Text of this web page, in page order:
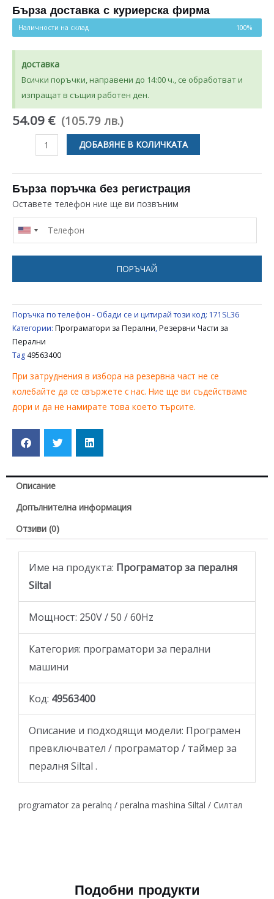
Бърза доставка с куриерска фирма
Наличности на склад 100%
доставка
Всички поръчки, направени до 14:00 ч., се обработват и
изпращат в същия работен ден.
54.09 € (105.79 лв.)
количество
ПРОГРАМАТОР
ELBI
0635/3/0.09
ЗА
ПЕРАЛНЯ
ДОБАВЯНЕ В КОЛИЧКАТА
Бърза поръчка без регистрация
Оставете телефон ние ще ви позвъним
ПОРЪЧАЙ
Поръчка по телефон - Обади се и цитирай този код: 171SL36
Категории: Програматори за Перални,Резервни Части за
Перални
Tag49563400
При затруднения в избора на резервна част не се
колебайте да се свържете с нас. Ние ще ви съдействаме
дори и да не намирате това което търсите.
Описание
Допълнителна информация
Отзиви (0)
Име на продукта: Програматор за пералня
Siltal
Мощност: 250V / 50 / 60Hz
Категория: програматори за перални
машини
Код: 49563400
Описание и подходящи модели: Програмен
превключвател / програматор / таймер за
пералня Siltal .
programator za peralnq / peralna mashina Siltal / Силтал
Подобни продукти